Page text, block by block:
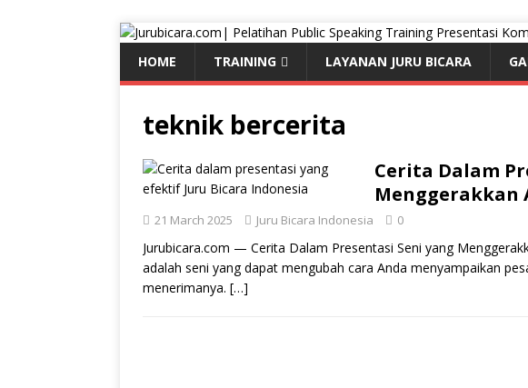
HOME TRAINING LAYANAN JURU BICARA
teknik bercerita
Cerita Dalam
Menggerakkan
21 March 2025 Juru Bicara Indonesia 0
Jurubicara.com — Cerita Dalam Presentasi Seni yang
adalah seni yang dapat mengubah cara Anda menyampaikan
menerimanya. […]